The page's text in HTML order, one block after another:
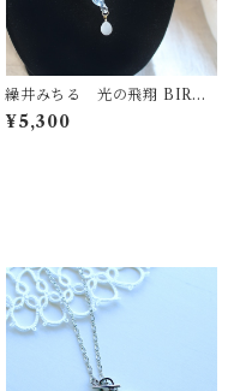
繰井みちる 光の飛翔 BIRD&
EGGネックレス
¥5,300